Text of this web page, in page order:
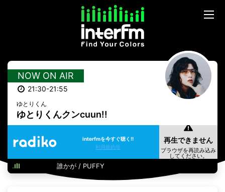
NOW ON AIR
21:30-21:55
ゆとりくん
ゆとりくんクンcuun!!
interfmを今すぐ聴く!!
利用規約等
誰かが / PUFFY